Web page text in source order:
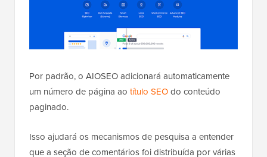
Por padrão, o AIOSEO adicionará automaticamente
um número de página ao título SEOdo conteúdo
paginado.
Isso ajudará os mecanismos de pesquisa a entender
que a seção de comentários foi distribuída por várias